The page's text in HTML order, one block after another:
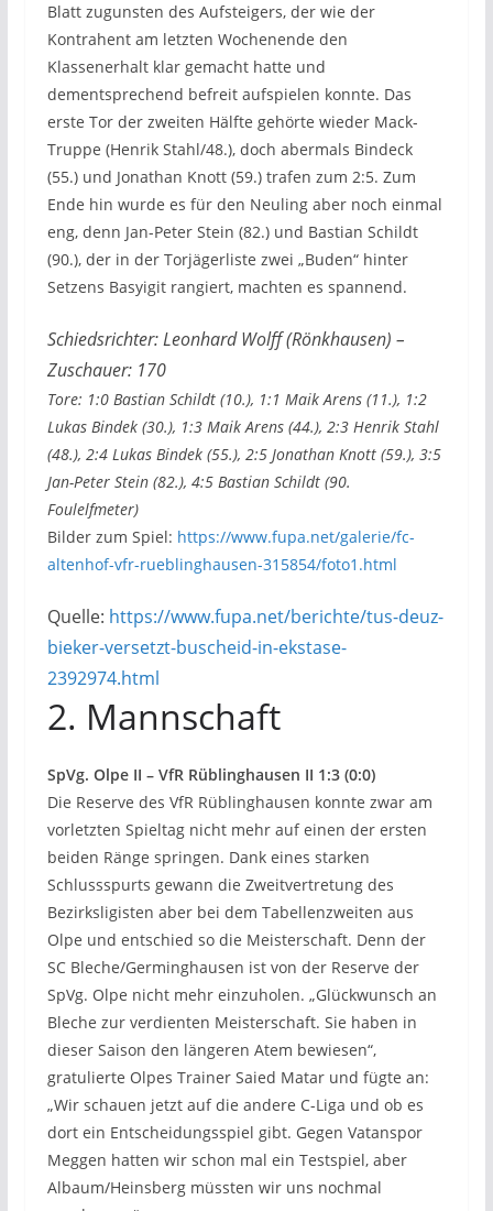
Blatt zugunsten des Aufsteigers, der wie der
Kontrahent am letzten Wochenende den
Klassenerhalt klar gemacht hatte und
dementsprechend befreit aufspielen konnte. Das
erste Tor der zweiten Hälfte gehörte wieder Mack-
Truppe (Henrik Stahl/48.), doch abermals Bindeck
(55.) und Jonathan Knott (59.) trafen zum 2:5. Zum
Ende hin wurde es für den Neuling aber noch einmal
eng, denn Jan-Peter Stein (82.) und Bastian Schildt
(90.), der in der Torjägerliste zwei „Buden“ hinter
Setzens Basyigit rangiert, machten es spannend.
Schiedsrichter: Leonhard Wolff (Rönkhausen) –
Zuschauer: 170
Tore: 1:0 Bastian Schildt (10.), 1:1 Maik Arens (11.), 1:2
Lukas Bindek (30.), 1:3 Maik Arens (44.), 2:3 Henrik Stahl
(48.), 2:4 Lukas Bindek (55.), 2:5 Jonathan Knott (59.), 3:5
Jan-Peter Stein (82.), 4:5 Bastian Schildt (90.
Foulelfmeter)
Bilder zum Spiel: https://www.fupa.net/galerie/fc-
altenhof-vfr-rueblinghausen-315854/foto1.html
Quelle: https://www.fupa.net/berichte/tus-deuz-
bieker-versetzt-buscheid-in-ekstase-
2392974.html
2. Mannschaft
SpVg. Olpe II – VfR Rüblinghausen II 1:3 (0:0)
Die Reserve des VfR Rüblinghausen konnte zwar am
vorletzten Spieltag nicht mehr auf einen der ersten
beiden Ränge springen. Dank eines starken
Schlussspurts gewann die Zweitvertretung des
Bezirksligisten aber bei dem Tabellenzweiten aus
Olpe und entschied so die Meisterschaft. Denn der
SC Bleche/Germinghausen ist von der Reserve der
SpVg. Olpe nicht mehr einzuholen. „Glückwunsch an
Bleche zur verdienten Meisterschaft. Sie haben in
dieser Saison den längeren Atem bewiesen“,
gratulierte Olpes Trainer Saied Matar und fügte an:
„Wir schauen jetzt auf die andere C-Liga und ob es
dort ein Entscheidungsspiel gibt. Gegen Vatanspor
Meggen hatten wir schon mal ein Testspiel, aber
Albaum/Heinsberg müssten wir uns nochmal